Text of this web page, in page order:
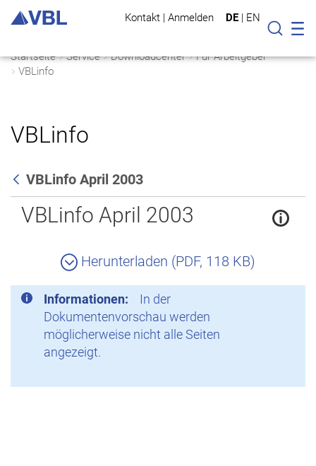
Kontakt | Anmelden DE | EN
Suche
Startseite Service Downloadcenter
Für Arbeitgeber
VBLinfo
VBLinfo
Zurück
VBLinfo April 2003
VBLinfo April 2003
Herunterladen (PDF, 118 KB)
Informationen:
In der
Dokumentenvorschau werden
möglicherweise nicht alle Seiten
angezeigt.